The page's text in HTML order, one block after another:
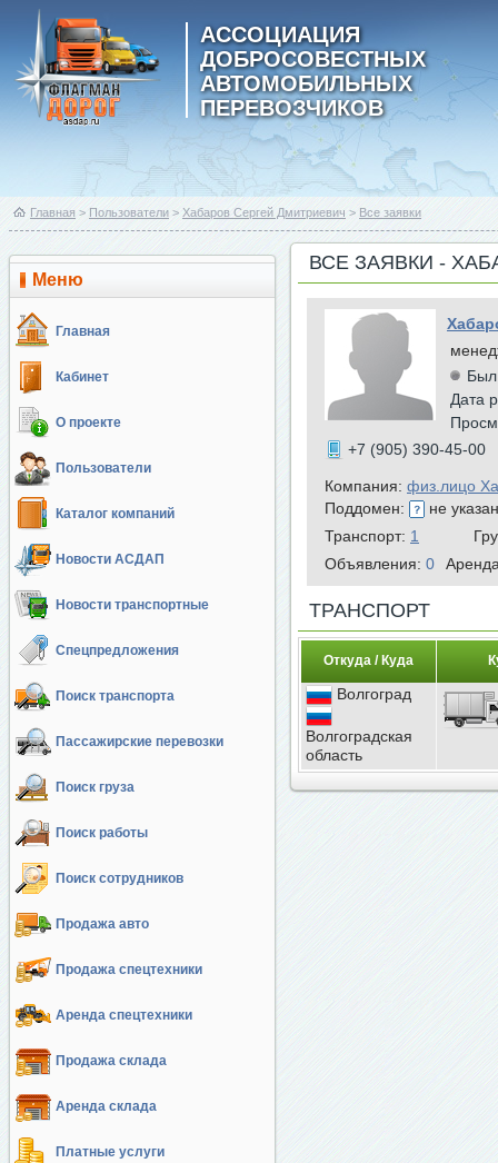
АССОЦИАЦИЯ
ДОБРОСОВЕСТНЫХ
АВТОМОБИЛЬНЫХ
ПЕРЕВОЗЧИКОВ
Главная > Пользователи > Хабаров Сергей Дмитриевич > Все заявки
Меню
Главная
Кабинет
О проекте
Пользователи
Каталог компаний
Новости АСДАП
Новости транспортные
Спецпредложения
Поиск транспорта
Пассажирские перевозки
Поиск груза
Поиск работы
Поиск сотрудников
Продажа авто
Продажа спецтехники
Аренда спецтехники
Продажа склада
Аренда склада
Платные услуги
ВСЕ ЗАЯВКИ -
Был
Дата
+7 (905) 390-45-00
Компания: физ.лицо
Поддомен:
не
Транспорт: 1
Объявления: 0
ТРАНСПОРТ
Откуда / Куда
Волгоград
Волгоградская
область